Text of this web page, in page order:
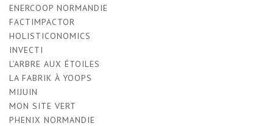
ENERCOOP NORMANDIE
FACTIMPACTOR
HOLISTICONOMICS
INVECTI
L’ARBRE AUX ÉTOILES
LA FABRIK À YOOPS
MIJUIN
MON SITE VERT
PHENIX NORMANDIE